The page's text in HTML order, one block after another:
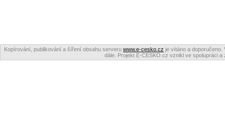
Kopírování, publikování a šíření obsahu serveru www.e-cesko.cz je vítáno a doporučeno.
dále. Projekt E-ČESKO.cz vznikl ve spolupráci